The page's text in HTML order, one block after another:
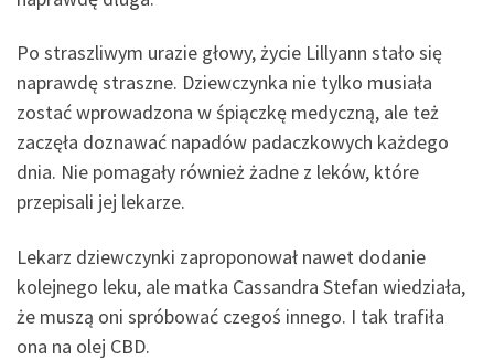
Po straszliwym urazie głowy, życie Lillyann stało się
naprawdę straszne. Dziewczynka nie tylko musiała
zostać wprowadzona w śpiączkę medyczną, ale też
zaczęła doznawać napadów padaczkowych każdego
dnia. Nie pomagały również żadne z leków, które
przepisali jej lekarze.
Lekarz dziewczynki zaproponował nawet dodanie
kolejnego leku, ale matka Cassandra Stefan wiedziała,
że muszą oni spróbować czegoś innego. I tak trafiła
ona na olej CBD.